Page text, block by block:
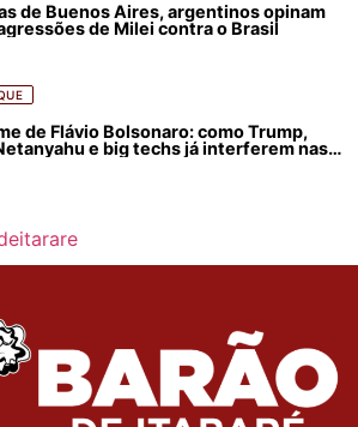
de Buenos Aires, argentinos opinam
de Milei contra o Brasil
de Flávio Bolsonaro: como Trump,
e big techs já interferem nas